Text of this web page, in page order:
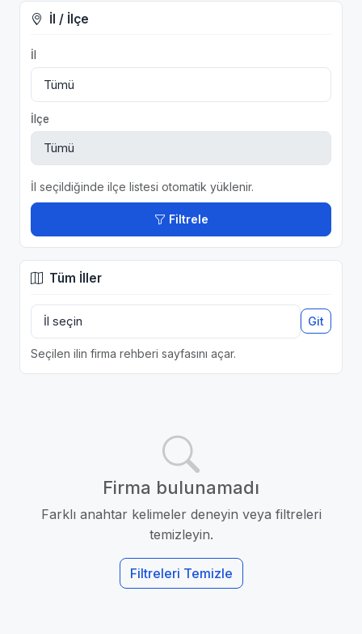
İl / İlçe
İl
İlçe
İl seçildiğinde ilçe listesi otomatik yüklenir.
Filtrele
Tüm İller
Git
Seçilen ilin firma rehberi sayfasını açar.
Firma bulunamadı
Farklı anahtar kelimeler deneyin veya filtreleri
temizleyin.
Filtreleri Temizle